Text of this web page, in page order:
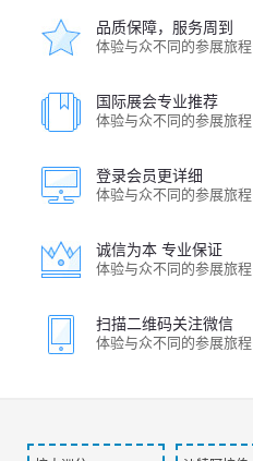
品质保障，服务周到
体验与众不同的参展旅程
国际展会专业推荐
体验与众不同的参展旅程
登录会员更详细
体验与众不同的参展旅程
诚信为本 专业保证
体验与众不同的参展旅程
扫描二维码关注微信
体验与众不同的参展旅程